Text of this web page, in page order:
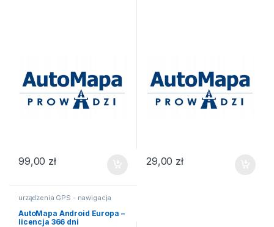
99,00 zł 29,00 zł
urządzenia GPS - nawigacja
satelitarna
AutoMapa Android Europa –
licencja 366 dni